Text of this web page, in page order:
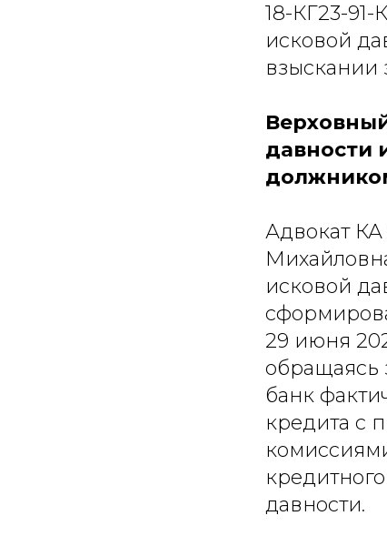
18-КГ23-
исковой
взыскании
давности
Адвокат
исковой
29 июня
обращаясь
банк
кредита с
давности.